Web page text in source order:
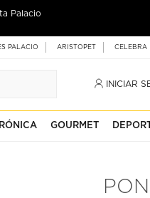
Palacio
PALACIO ARISTOPET CELEBRA
INICIAR
GOURMET